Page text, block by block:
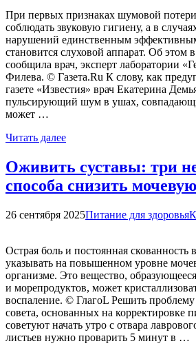
При первых признаках шумовой
соблюдать звуковую гигиену, а в
нарушений единственным
становится слуховой аппарат. Об
сообщила врач, эксперт лаборатории
Филева. © Газета.Ru К слову, как
газете «Известия» врач Екатерина
пульсирующий шум в ушах,
может …
Читать далее
Оживить суставы: три
способа снизить
26 сентября 2025Питание для здоровья
Острая боль и постоянная скованность
указывать на повышенном уровне
организме. Это вещество,
и морепродуктов, может
воспаление. © ГлагоL Решить
совета, основанных на корректировке
советуют начать утро с отвара
листьев нужно проварить 5 минут в …